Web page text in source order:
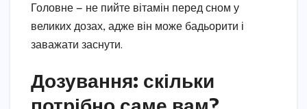
Головне — не пийте вітамін перед сном у
великих дозах, адже він може бадьорити і
заважати заснути.
Дозування: скільки